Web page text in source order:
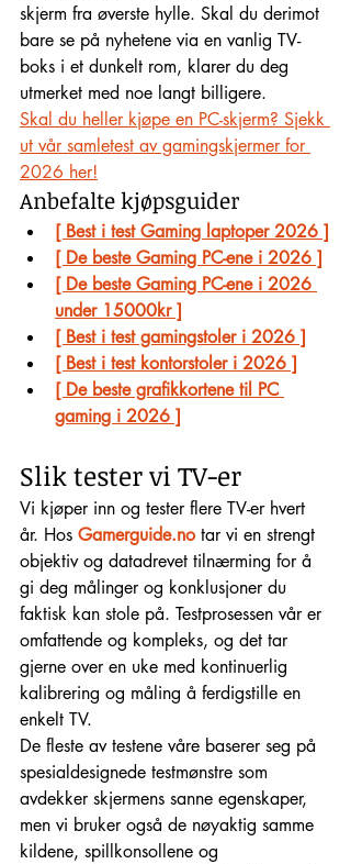
skjerm fra øverste hylle. Skal du derimot
bare se på nyhetene via en vanlig TV-
boks i et dunkelt rom, klarer du deg
utmerket med noe langt billigere.
Skal du heller kjøpe en PC-skjerm? Sjekk
ut vår samletest av gamingskjermer for
2026 her!
Anbefalte kjøpsguider
[ Best i test Gaming laptoper 2026 ]
[ De beste Gaming PC-ene i 2026 ]
[ De beste Gaming PC-ene i 2026
under 15000kr ]
[ Best i test gamingstoler i 2026 ]
[ Best i test kontorstoler i 2026 ]
[ De beste grafikkortene til PC
gaming i 2026 ]
Slik tester vi TV-er
Vi kjøper inn og tester flere TV-er hvert
år. Hos Gamerguide.no tar vi en strengt
objektiv og datadrevet tilnærming for å
gi deg målinger og konklusjoner du
faktisk kan stole på. Testprosessen vår er
omfattende og kompleks, og det tar
gjerne over en uke med kontinuerlig
kalibrering og måling å ferdigstille en
enkelt TV.
De fleste av testene våre baserer seg på
spesialdesignede testmønstre som
avdekker skjermens sanne egenskaper,
men vi bruker også de nøyaktig samme
kildene, spillkonsollene og